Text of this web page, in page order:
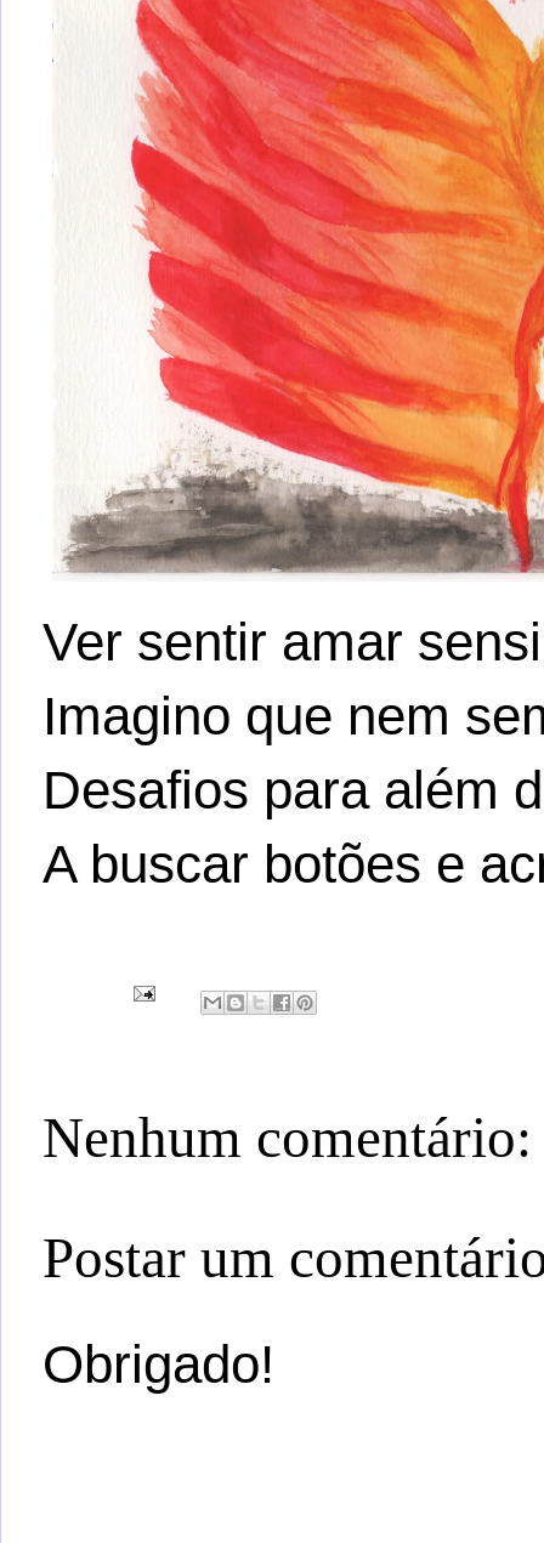
Ver sentir amar
Imagino que nem
Desafios para além
A buscar botões e
Nenhum comentário:
Postar um
Obrigado!